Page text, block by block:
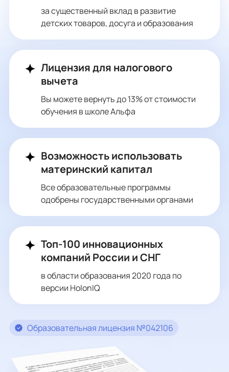
за существенный вклад в развитие
детских товаров, досуга и образования
Лицензия для налогового
вычета
Вы можете вернуть до 13% от стоимости
обучения в школе Альфа
Возможность использовать
материнский капитал
Все образовательные программы
одобрены государственными органами
Топ-100 инновационных
компаний России и СНГ
в области образования 2020 года по
версии HolonIQ
Образовательная лицензия №042106